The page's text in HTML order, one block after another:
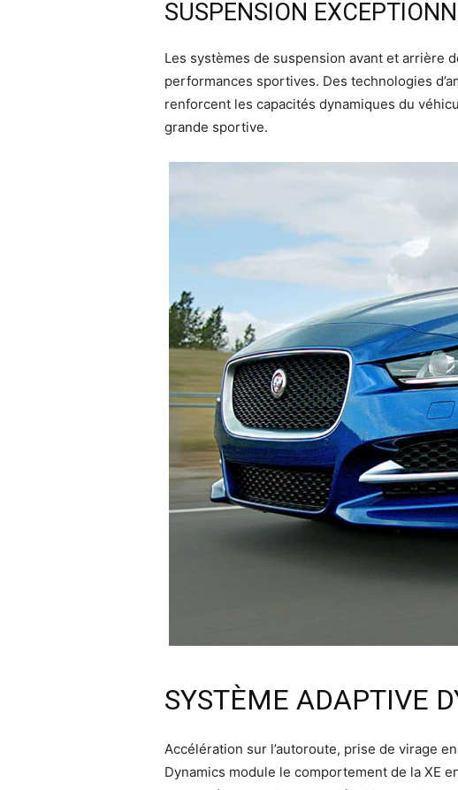
SUSPENSION
Les systèmes de suspension avant et arrière
performances sportives. Des technologies
renforcent les capacités dynamiques du
grande sportive.
SYSTÈME ADAPTIVE
Accélération sur l’autoroute, prise de virage
Dynamics module le comportement de la XE